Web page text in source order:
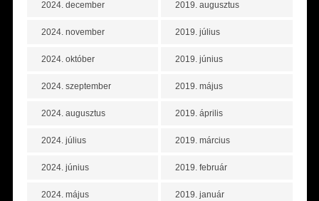
2024. december
2024. november
2024. október
2024. szeptember
2024. augusztus
2024. július
2024. június
2024. május
2019. augusztus
2019. július
2019. június
2019. május
2019. április
2019. március
2019. február
2019. január